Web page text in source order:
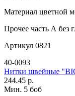
Материал цветной
Прочее часть А без
Артикул 0821
40-0093
Нитки швейные
244.45 р.
Мин. 5 боб